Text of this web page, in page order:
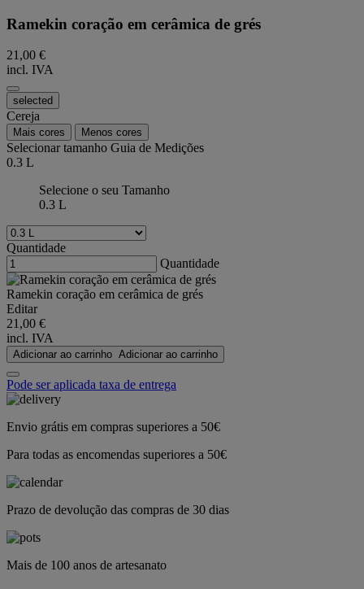
Ramekin coração em cerâmica de grés
21,00 €
incl. IVA
selected
Cereja
Mais cores Menos cores
Selecionar tamanho Guia de Medições
0.3 L
Selecione o seu Tamanho
0.3 L
Quantidade
Quantidade
Ramekin coração em cerâmica de grés
Editar
21,00 €
incl. IVA
Adicionar ao carrinho Adicionar ao carrinho
Pode ser aplicada taxa de entrega
Envio grátis em compras superiores a 50€
Para todas as encomendas superiores a 50€
Prazo de devolução das compras de 30 dias
Mais de 100 anos de artesanato